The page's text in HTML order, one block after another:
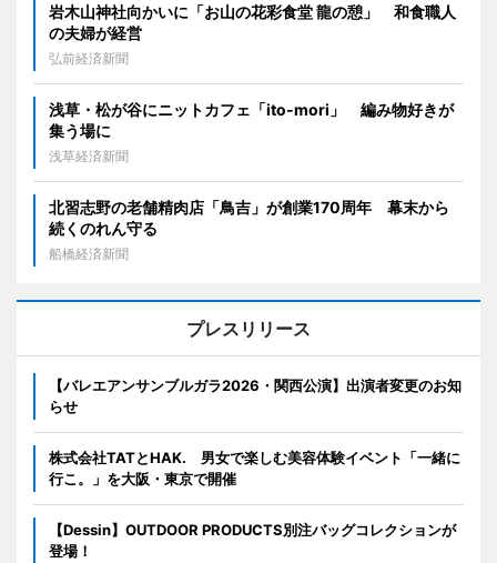
岩木山神社向かいに「お山の花彩食堂 龍の憩」 和食職人
の夫婦が経営
弘前経済新聞
浅草・松が谷にニットカフェ「ito-mori」 編み物好きが
集う場に
浅草経済新聞
北習志野の老舗精肉店「鳥吉」が創業170周年 幕末から
続くのれん守る
船橋経済新聞
プレスリリース
【バレエアンサンブルガラ2026・関西公演】出演者変更のお知
らせ
株式会社TATとHAK. 男女で楽しむ美容体験イベント「一緒に
行こ。」を大阪・東京で開催
【Dessin】OUTDOOR PRODUCTS別注バッグコレクションが
登場！